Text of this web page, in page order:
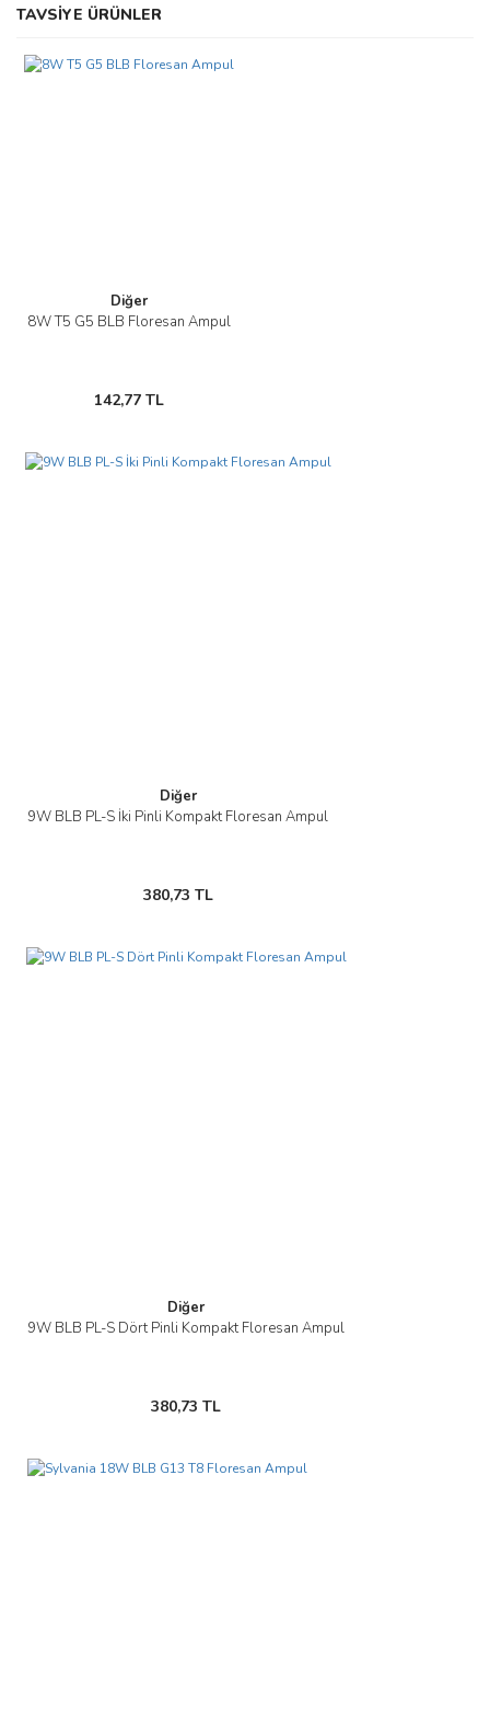
konularda yetersiz gördüğünüz noktaları öneri formunu kullanarak
Görüş ve önerileriniz için teşekkür ederiz.
TAVSİYE ÜRÜNLER
Diğer
8W T5 G5 BLB Floresan Ampul
142,77 TL
Diğer
9W BLB PL-S İki Pinli Kompakt Floresan Ampul
380,73 TL
Diğer
9W BLB PL-S Dört Pinli Kompakt Floresan Ampul
380,73 TL